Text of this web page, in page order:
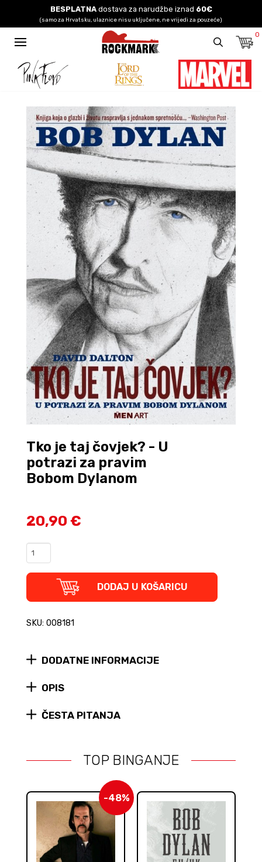
BESPLATNAdostava za narudžbe iznad 60€
(samo za Hrvatsku, ulaznice nisu uključene, ne vrijedi za pouzeće)
0
Tko je taj čovjek? - U
potrazi za pravim
Bobom Dylanom
20,90 €
taj
potrazi
Bobom
Dylanom
DODAJ U KOŠARICU
SKU: 008181
DODATNE INFORMACIJE
OPIS
ČESTA PITANJA
TOP BINGANJE
-48%